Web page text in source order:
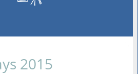
2015